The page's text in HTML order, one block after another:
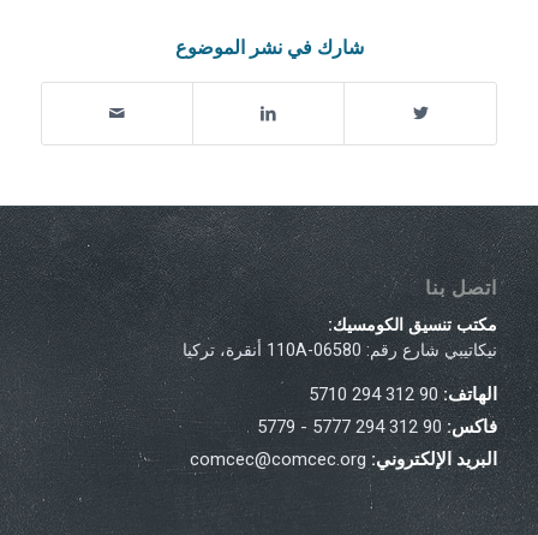
شارك في نشر الموضوع
اتصل بنا
مكتب تنسيق الكومسيك:
نيكاتيبي شارع رقم: 110A-06580 أنقرة، تركيا
الهاتف:90 312 294 5710
فاكس:90 312 294 5777 - 5779
البريد الإلكتروني: comcec@comcec.org